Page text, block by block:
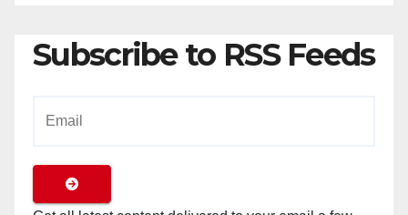
Subscribe to RSS Feeds